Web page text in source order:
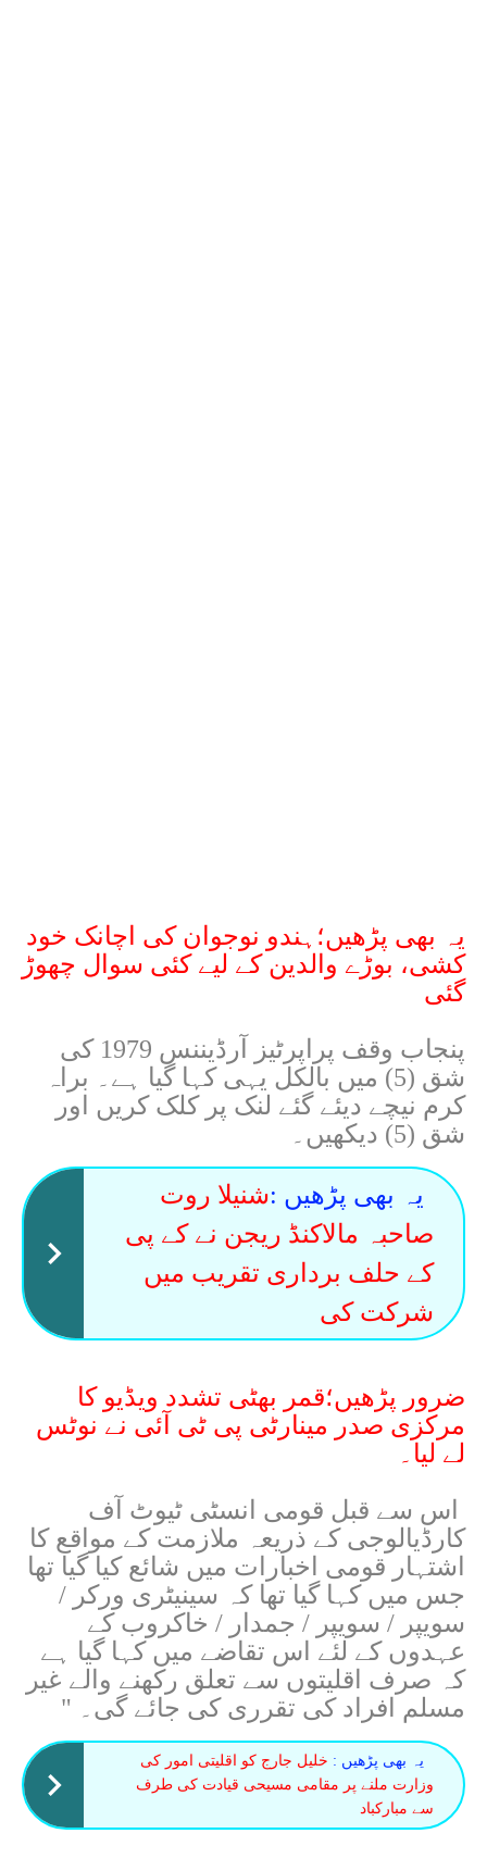
یہ بھی پڑھیں؛ہندو نوجوان کی اچانک خود
کشی، بوڑے والدین کے لیے کئی سوال چھوڑ
گئی
پنجاب وقف پراپرٹیز آرڈیننس 1979 کی
شق (5) میں بالکل یہی کہا گیا ہے۔ براہ
کرم نیچے دیئے گئے لنک پر کلک کریں اور
شق (5) دیکھیں۔
یہ بھی پڑھیں :شنیلا روت
صاحبہ مالاکنڈ ریجن نے کے پی
کے حلف برداری تقریب میں
شرکت کی
ضرور پڑھیں؛قمر بھٹی تشدد ویڈیو کا
مرکزی صدر مینارٹی پی ٹی آئی نے نوٹس
لے لیا۔
اس سے قبل قومی انسٹی ٹیوٹ آف
کارڈیالوجی کے ذریعہ ملازمت کے مواقع کا
اشتہار قومی اخبارات میں شائع کیا گیا تھا
جس میں کہا گیا تھا کہ سینیٹری ورکر /
سویپر / سویپر / جمدار / خاکروب کے
عہدوں کے لئے اس تقاضے میں کہا گیا ہے
کہ صرف اقلیتوں سے تعلق رکھنے والے غیر
مسلم افراد کی تقرری کی جائے گی۔ "
یہ بھی پڑھیں : خلیل جارج کو اقلیتی امور کی
وزارت ملنے پر مقامی مسیحی قیادت کی طرف
سے مبارکباد